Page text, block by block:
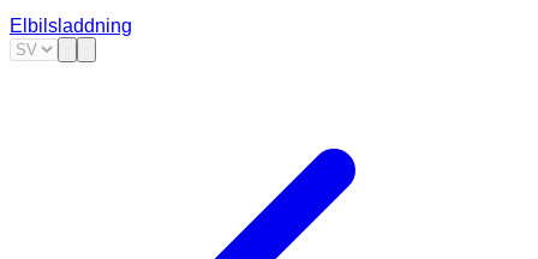
Elbilsladdning